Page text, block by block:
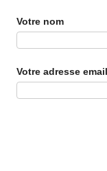
Votre nom
Votre adresse email